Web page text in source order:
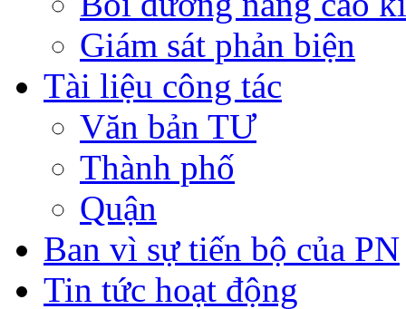
Giám sát phản biện
Tài liệu công tác
Văn bản TƯ
Thành phố
Quận
Ban vì sự tiến bộ của PN
Tin tức hoạt động